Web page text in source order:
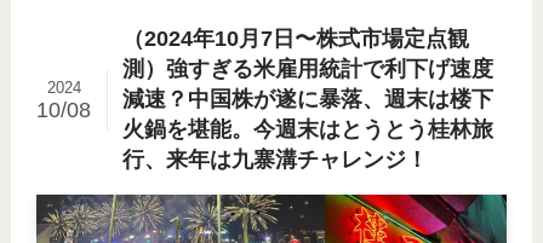
（2024年10月7日〜株式市場定点観
測）強すぎる米雇用統計で利下げ速度
減速？中国株が遂に暴落、週末は楼下
火鍋を堪能。今週末はとうとう桂林旅
行、来年は九寨溝チャレンジ！
2024
10/08